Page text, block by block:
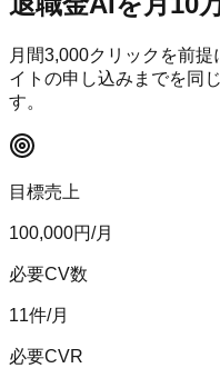
月間3,000クリックを前
イトの申し込みまでを同
す。
目標売上
100,000円/月
必要CV数
11件/月
必要CVR